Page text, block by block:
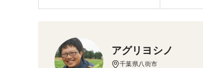
アグリヨシノ
千葉県八街市